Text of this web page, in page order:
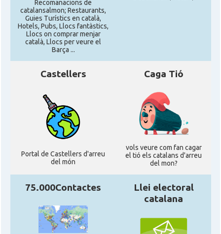
Recomanacions de
catalansalmon; Restaurants,
Guies Turístics en català,
Hotels, Pubs, Llocs fantàstics,
Llocs on comprar menjar
català, Llocs per veure el
Barça ...
Castellers
Portal de Castellers d'arreu
del món
Caga Tió
vols veure com fan cagar
el tió els catalans d'arreu
del mon?
75.000Contactes
Llei electoral
catalana